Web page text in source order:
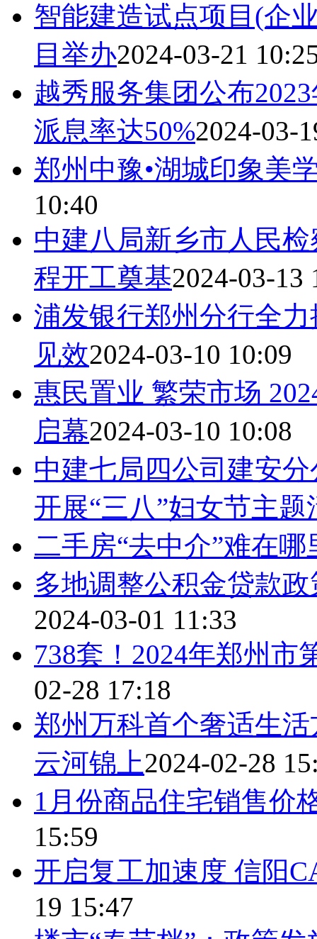
智能建造试点项目(企
目举办2024-03-21
越秀服务集团公布
派息率达50%2024-03-
郑州中豫•湖城印象美
10:40
中建八局新乡市人民
程开工奠基2024-03-13
浦发银行郑州分行全
见效2024-03-10 10:09
惠民置业 繁荣市场
启幕2024-03-10 10:08
中建七局四公司建安
开展“三八”妇女节主题
二手房“去中介”难在哪
多地调整公积金贷款
2024-03-01 11:33
738套！2024年郑州市
02-28 17:18
郑州万科首个奢适生
云河锦上2024-02-28
1月份商品住宅销售价
15:59
开启复工加速度 信阳
19 15:47